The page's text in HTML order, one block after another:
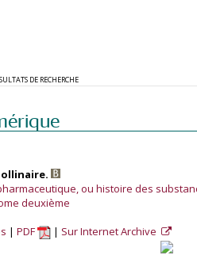
DE RECHERCHE
ou histoire des
deuxième
PDF Sur Internet Archive